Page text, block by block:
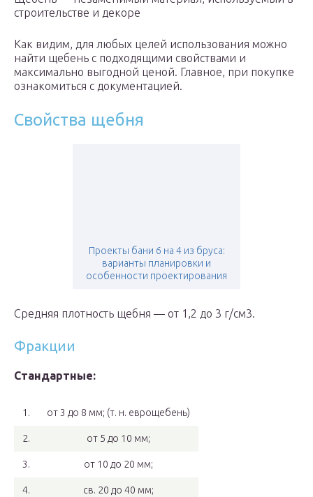
строительстве и декоре
Как видим, для любых целей использования можно
найти щебень с подходящими свойствами и
максимально выгодной ценой. Главное, при покупке
ознакомиться с документацией.
Свойства щебня
Проекты бани 6 на 4 из бруса:
варианты планировки и
особенности проектирования
Средняя плотность щебня — от 1,2 до 3 г/см3.
Фракции
Стандартные:
1. от 3 до 8 мм; (т. н. еврощебень)
2. от 5 до 10 мм;
3. от 10 до 20 мм;
4. св. 20 до 40 мм;